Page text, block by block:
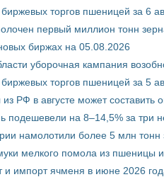
биржевых торгов пшеницей за 6
первый миллион тонн
биржах на 05.08.2026
уборочная кампания
биржевых торгов пшеницей за 5
РФ в августе может составить
подешевели на 8–14,5% за три
намолотили более 5 млн тонн
мелкого помола из пшеницы
и импорт ячменя в июне 2026